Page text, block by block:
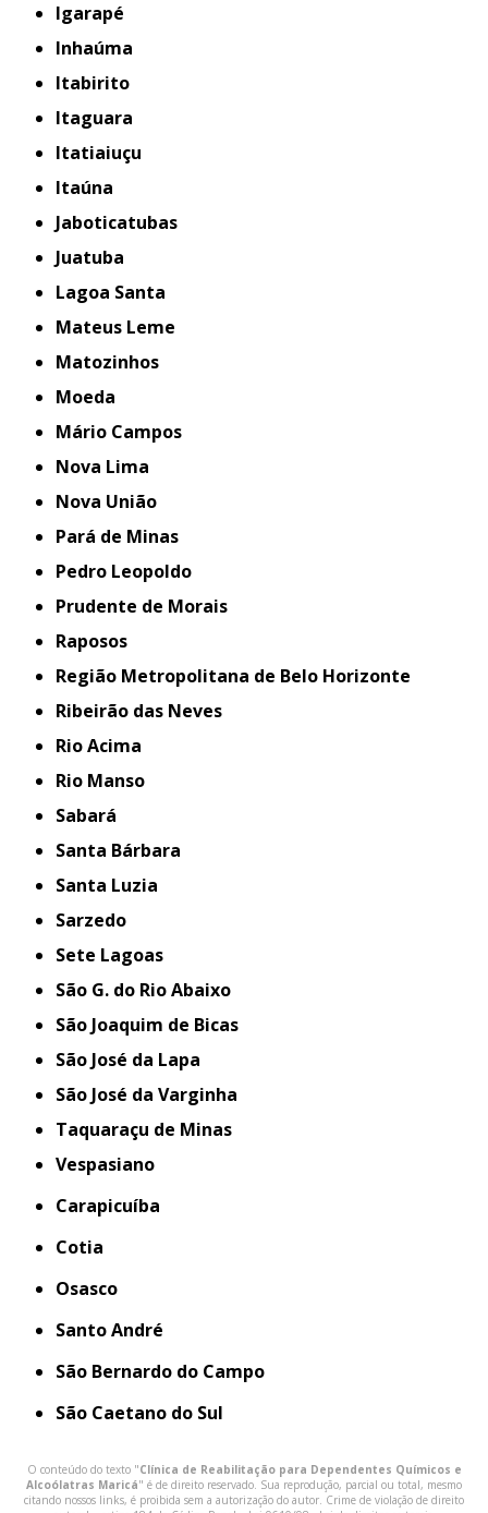
Igarapé
Inhaúma
Itabirito
Itaguara
Itatiaiuçu
Itaúna
Jaboticatubas
Juatuba
Lagoa Santa
Mateus Leme
Matozinhos
Moeda
Mário Campos
Nova Lima
Nova União
Pará de Minas
Pedro Leopoldo
Prudente de Morais
Raposos
Região Metropolitana de Belo Horizonte
Ribeirão das Neves
Rio Acima
Rio Manso
Sabará
Santa Bárbara
Santa Luzia
Sarzedo
Sete Lagoas
São G. do Rio Abaixo
São Joaquim de Bicas
São José da Lapa
São José da Varginha
Taquaraçu de Minas
Vespasiano
Carapicuíba
Cotia
Osasco
Santo André
São Bernardo do Campo
São Caetano do Sul
O conteúdo do texto "Clínica de Reabilitação para Dependentes Químicos e
Alcoólatras Maricá" é de direito reservado. Sua reprodução, parcial ou total, mesmo
citando nossos links, é proibida sem a autorização do autor. Crime de violação de direito